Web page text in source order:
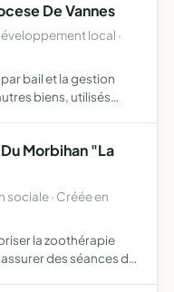
De Vannes
local ·
bail et la gestion
biens, utilisés
Morbihan "La
sociale · Créée en
la zoothérapie
des séances de